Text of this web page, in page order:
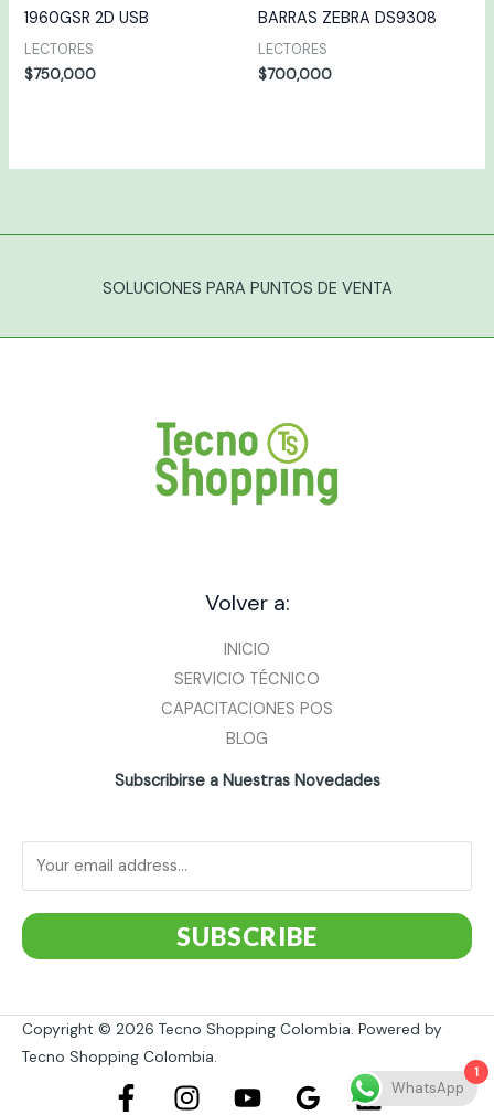
1960GSR 2D USB
LECTORES
$750,000
BARRAS ZEBRA DS9308
LECTORES
$700,000
SOLUCIONES PARA PUNTOS DE VENTA
Volver a:
INICIO
SERVICIO TÉCNICO
CAPACITACIONES POS
BLOG
Subscribirse a Nuestras Novedades
SUBSCRIBE
Copyright © 2026 Tecno Shopping Colombia. Powered by
Tecno Shopping Colombia.
1
WhatsApp